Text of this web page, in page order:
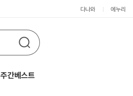
다나와 에누리
주간베스트